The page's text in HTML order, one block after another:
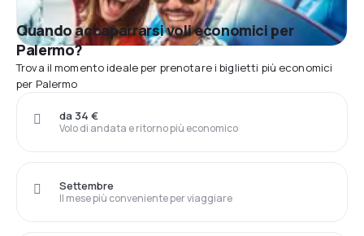
Quando accaparrarsi voli economici per
Palermo?
Trova il momento ideale per prenotare i biglietti più economici
per Palermo
Volo di andata e ritorno più economico
da 34 €
Il mese più conveniente per viaggiare
Settembre